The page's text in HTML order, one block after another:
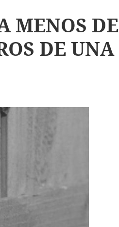
MENOS DE
DE UNA